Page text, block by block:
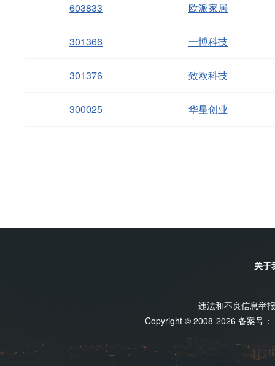
603833 欧派家居
301366 一博科技
301376 致欧科技
300025 华星创业
关于
违法和不良信息举
Copyright © 2008-2026 备案号：